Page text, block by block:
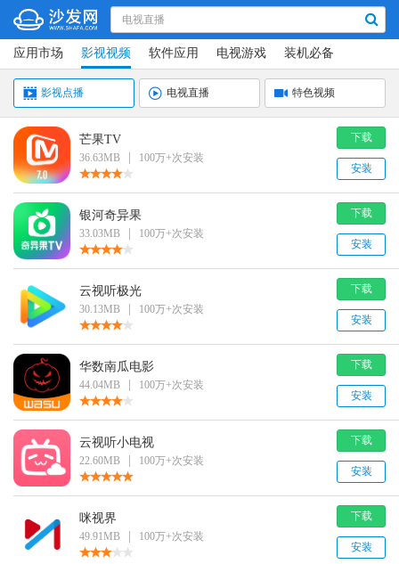
应用市场 影视视频 软件应用 电视游戏 装机必备
影视点播 电视直播 特色视频
芒果TV
36.63MB 100万+次安装
下载
安装
银河奇异果
33.03MB 100万+次安装
下载
安装
云视听极光
30.13MB 100万+次安装
下载
安装
华数南瓜电影
44.04MB 100万+次安装
下载
安装
云视听小电视
22.60MB 100万+次安装
下载
安装
咪视界
49.91MB 100万+次安装
下载
安装